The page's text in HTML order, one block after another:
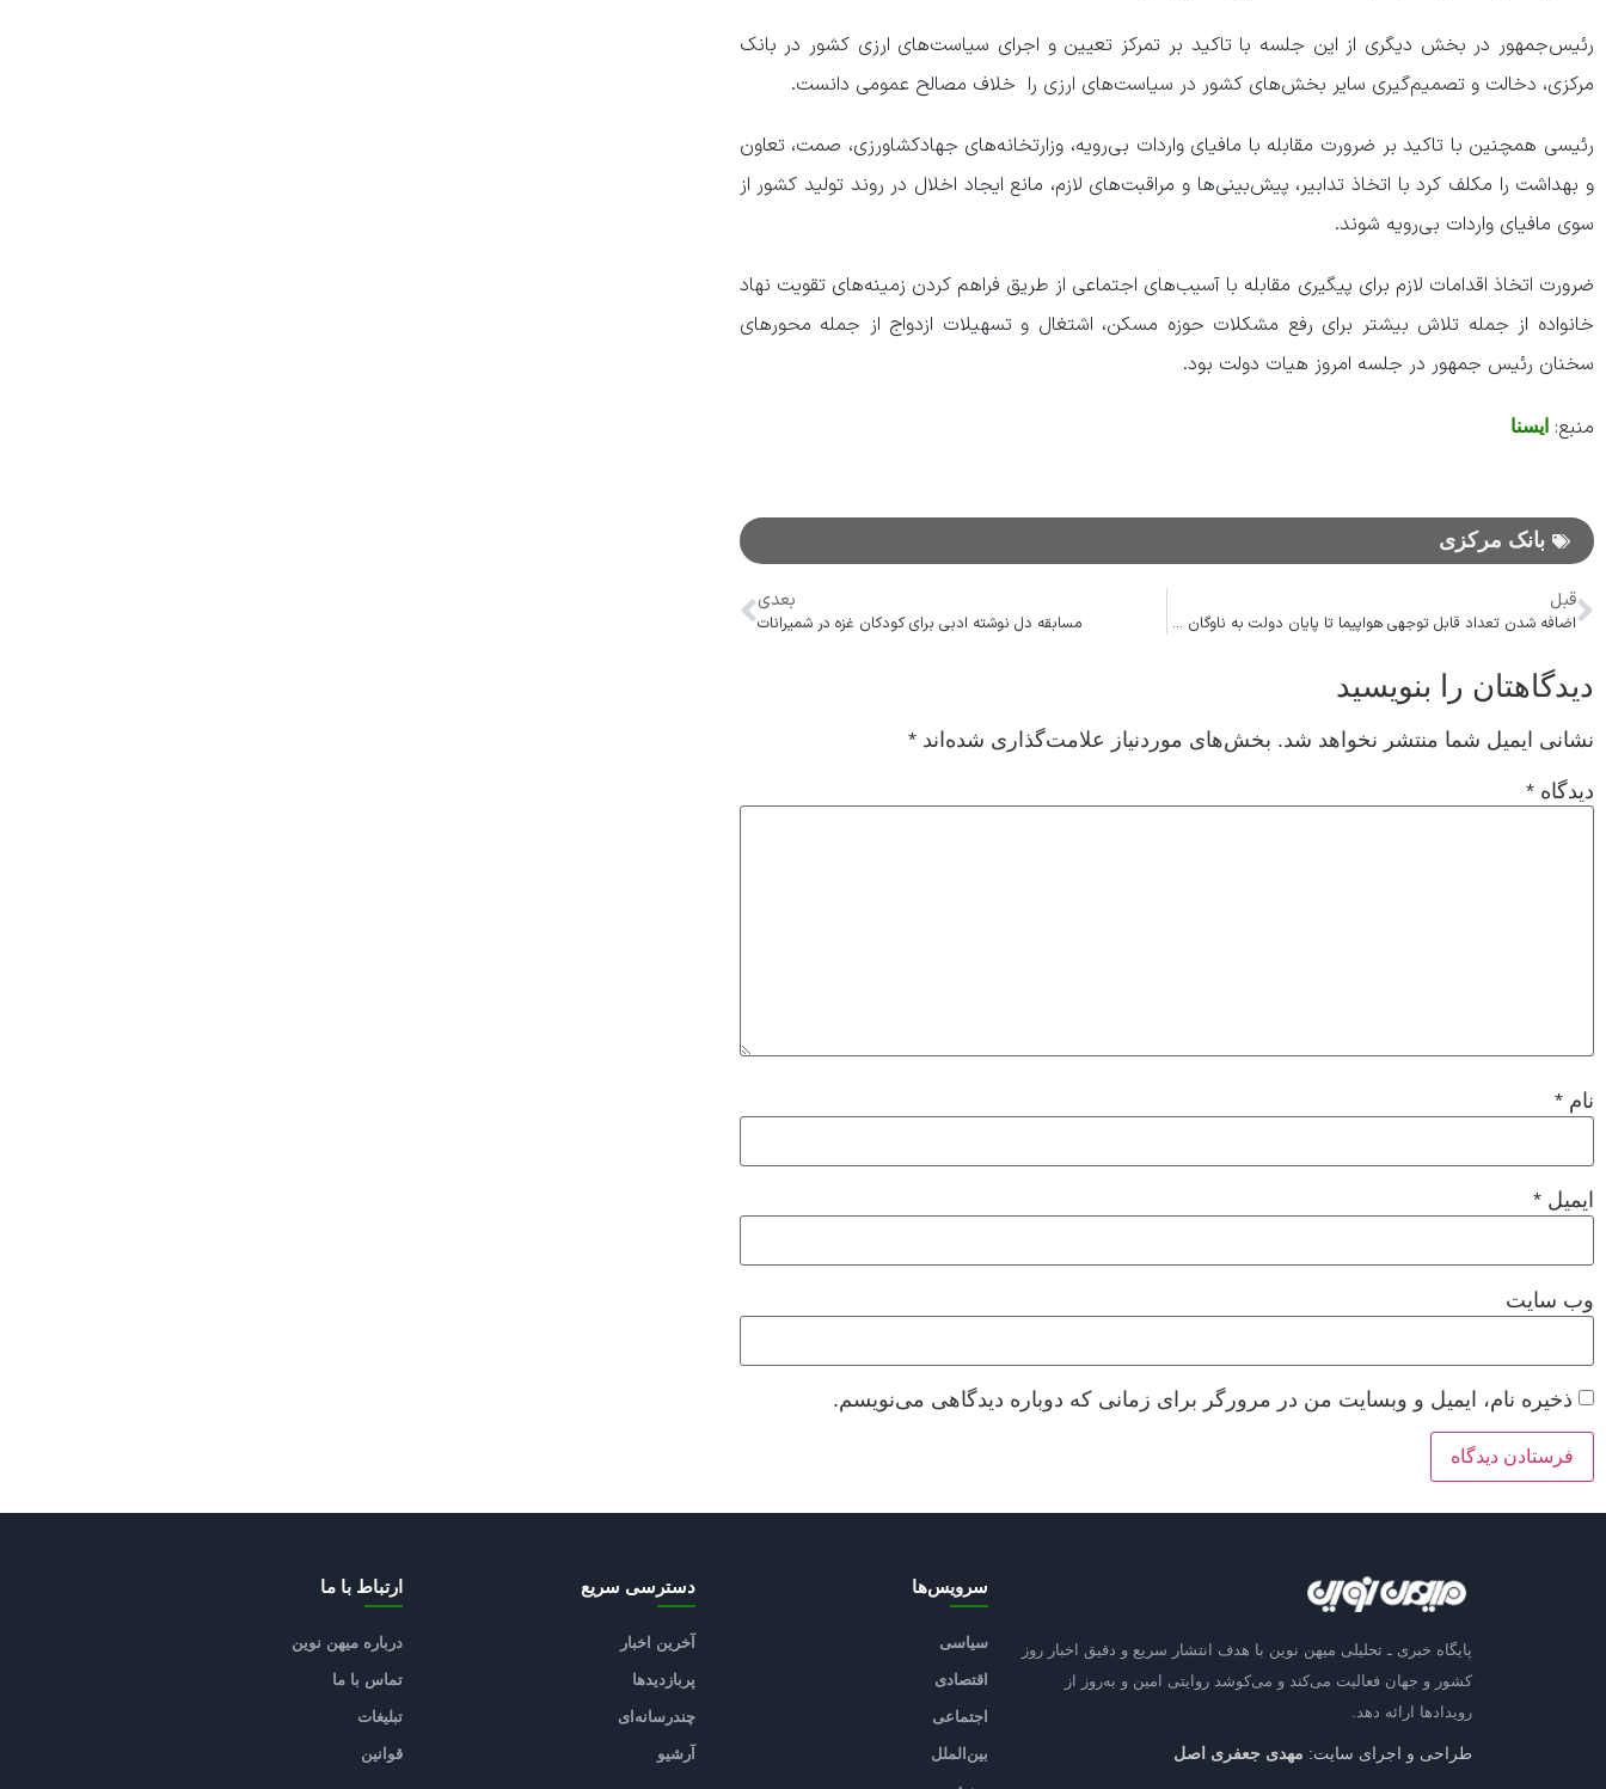
رئیس‌جمهور در بخش دیگری از این جلسه با تاکید بر تمرکز تعیین و اجرای سیاست‌های ارزی کشور در بانک
مرکزی، دخالت و تصمیم‌گیری سایر بخش‌های کشور در سیاست‌های ارزی را خلاف مصالح عمومی دانست.
رئیسی همچنین با تاکید بر ضرورت مقابله با مافیای واردات بی‌رویه، وزارتخانه‌های جهادکشاورزی، صمت، تعاون
و بهداشت را مکلف کرد با اتخاذ تدابیر، پیش‌بینی‌ها و مراقبت‌های لازم، مانع ایجاد اخلال در روند تولید کشور از
سوی مافیای واردات بی‌رویه شوند.
ضرورت اتخاذ اقدامات لازم برای پیگیری مقابله با آسیب‌های اجتماعی از طریق فراهم کردن زمینه‌های تقویت نهاد
خانواده از جمله تلاش بیشتر برای رفع مشکلات حوزه مسکن، اشتغال و تسهیلات ازدواج از جمله محورهای
سخنان رئیس جمهور در جلسه امروز هیات دولت بود.
منبع: ایسنا
بانک مرکزی
قبل
اضافه شدن تعداد قابل توجهی هواپیما تا پایان دولت به ناوگان هوایی
بعدی
مسابقه دل نوشته ادبی برای کودکان غزه در شمیرانات
دیدگاهتان را بنویسید
نشانی ایمیل شما منتشر نخواهد شد. بخش‌های موردنیاز علامت‌گذاری شده‌اند *
دیدگاه *
نام *
ایمیل *
وب‌ سایت
ذخیره نام، ایمیل و وبسایت من در مرورگر برای زمانی که دوباره دیدگاهی می‌نویسم.
پایگاه خبری ـ تحلیلی میهن نوین با هدف انتشار سریع و دقیق اخبار روز
کشور و جهان فعالیت می‌کند و می‌کوشد روایتی امین و به‌روز از
رویدادها ارائه دهد.
طراحی و اجرای سایت: مهدی جعفری اصل
سرویس‌ها
سیاسی
اقتصادی
اجتماعی
بین‌الملل
دسترسی سریع
آخرین اخبار
پربازدیدها
چندرسانه‌ای
آرشیو
ارتباط با ما
درباره میهن نوین
تماس با ما
تبلیغات
قوانین